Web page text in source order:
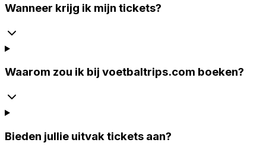
Wanneer krijg ik mijn tickets?
Waarom zou ik bij voetbaltrips.com boeken?
Bieden jullie uitvak tickets aan?